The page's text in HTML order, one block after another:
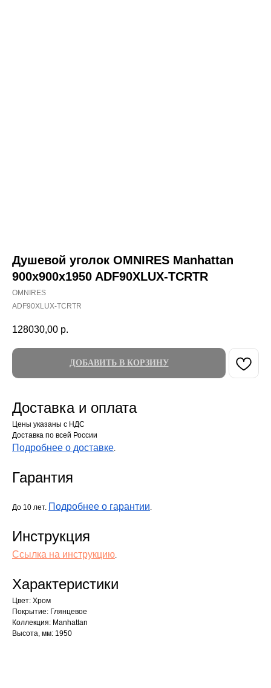
Душевой уголок OMNIRES Manhattan
900х900x1950 ADF90XLUX-TCRTR
OMNIRES
ADF90XLUX-TCRTR
128030,00 р.
ДОБАВИТЬ В КОРЗИНУ
Доставка и оплата
Цены указаны с НДС
Доставка по всей России
Подробнее о доставке.
Гарантия
До 10 лет. Подробнее о гарантии.
Инструкция
Ссылка на инструкцию.
Характеристики
Цвет: Хром
Покрытие: Глянцевое
Коллекция: Manhattan
Высота, мм: 1950